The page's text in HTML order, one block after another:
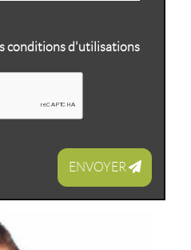
conditions d'utilisations
ENVOYER